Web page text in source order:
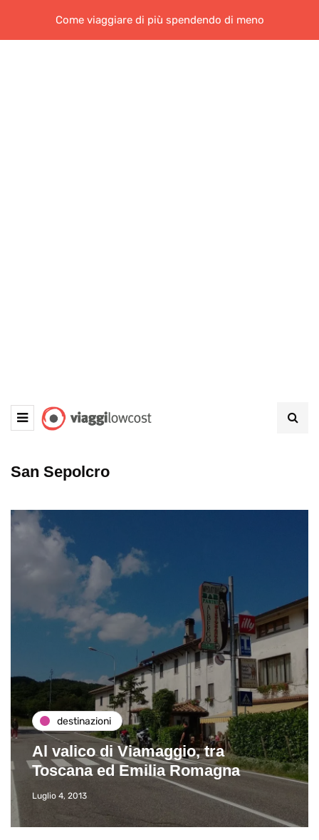
Come viaggiare di più spendendo di meno
San Sepolcro
destinazioni
Al valico di Viamaggio, tra
Toscana ed Emilia Romagna
Luglio 4, 2013